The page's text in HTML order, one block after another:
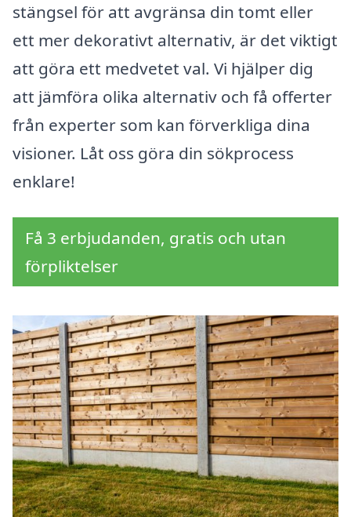
stängsel för att avgränsa din tomt eller
ett mer dekorativt alternativ, är det viktigt
att göra ett medvetet val. Vi hjälper dig
att jämföra olika alternativ och få offerter
från experter som kan förverkliga dina
visioner. Låt oss göra din sökprocess
enklare!
Få 3 erbjudanden, gratis och utan
förpliktelser